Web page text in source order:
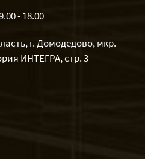
- 18.00
г. Домодедово, мкр.
ИНТЕГРА, стр. 3